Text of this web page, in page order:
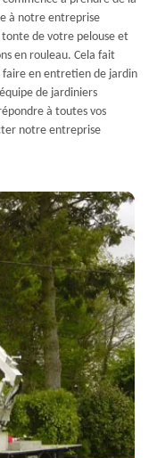
à notre entreprise
tonte de votre pelouse et
en rouleau. Cela fait
faire en entretien de jardin
de jardiniers
à toutes vos
notre entreprise